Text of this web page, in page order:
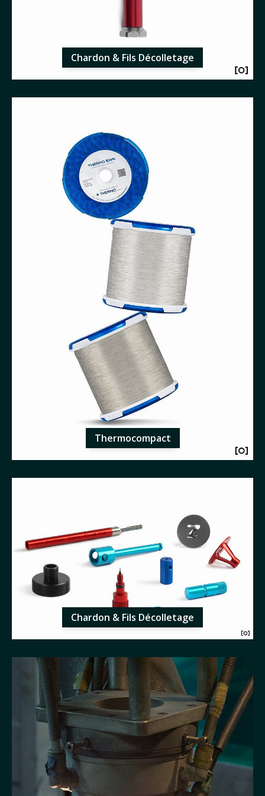
Chardon & Fils Décolletage
Thermocompact
Chardon & Fils Décolletage